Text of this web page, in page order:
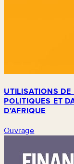
UTILISATIONS
POLITIQUES ET
D’AFRIQUE
Ouvrage